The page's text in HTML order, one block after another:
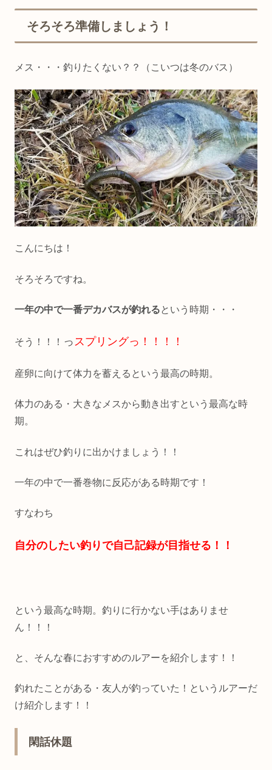
そろそろ準備しましょう！
メス・・・釣りたくない？？（こいつは冬のバス）
こんにちは！
そろそろですね。
一年の中で一番デカバスが釣れるという時期・・・
そう！！！ っスプリングっ！！！！
産卵に向けて体力を蓄えるという最高の時期。
体力のある・大きなメスから動き出すという最高な時
期。
これはぜひ釣りに出かけましょう！！
一年の中で一番巻物に反応がある時期です！
すなわち
自分のしたい釣りで自己記録が目指せる！！
という最高な時期。釣りに行かない手はありませ
ん！！！
と、そんな春におすすめのルアーを紹介します！！
釣れたことがある・友人が釣っていた！というルアーだ
け紹介します！！
閑話休題